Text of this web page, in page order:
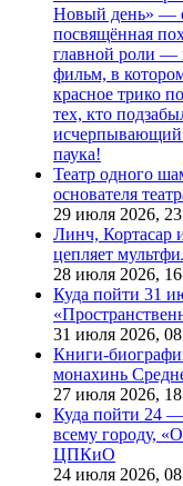
Новый день» —
посвящённая
главной роли —
фильм, в
красное трико
тех, кто
исчерпывающий
паука!
Театр одного
основателя
29 июля 2026,
Линч, Кортасар
цепляет
28 июля 2026,
Куда пойти 31
31 июля 2026,
Книги-
монахинь
27 июля 2026,
Куда пойти 24
всему городу,
ЦПКиО
24 июля 2026,